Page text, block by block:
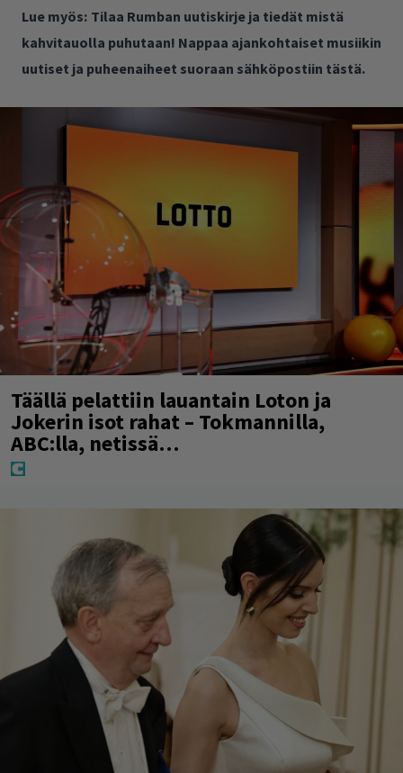
Lue myös: Tilaa Rumban uutiskirje ja tiedät mistä
kahvitauolla puhutaan! Nappaa ajankohtaiset musiikin
uutiset ja puheenaiheet suoraan sähköpostiin tästä.
Täällä pelattiin lauantain Loton ja
Jokerin isot rahat – Tokmannilla,
ABC:lla, netissä…